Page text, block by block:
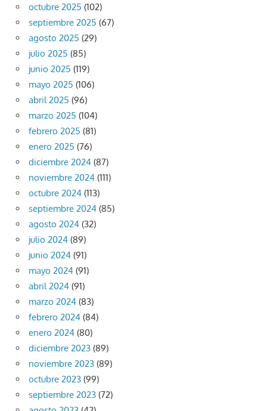
octubre 2025 (102)
septiembre 2025 (67)
agosto 2025 (29)
julio 2025 (85)
junio 2025 (119)
mayo 2025 (106)
abril 2025 (96)
marzo 2025 (104)
febrero 2025 (81)
enero 2025 (76)
diciembre 2024 (87)
noviembre 2024 (111)
octubre 2024 (113)
septiembre 2024 (85)
agosto 2024 (32)
julio 2024 (89)
junio 2024 (91)
mayo 2024 (91)
abril 2024 (91)
marzo 2024 (83)
febrero 2024 (84)
enero 2024 (80)
diciembre 2023 (89)
noviembre 2023 (89)
octubre 2023 (99)
septiembre 2023 (72)